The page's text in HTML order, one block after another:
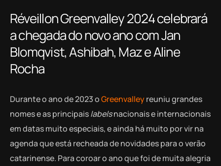
Réveillon Greenvalley 2024 celebrará
a chegada do novo ano com Jan
Blomqvist, Ashibah, Maz e Aline
Rocha
Durante o ano de 2023 oGreenvalleyreuniu grandes
nomes e as principaislabelsnacionais e internacionais
em datas muito especiais, e ainda há muito por vir na
agenda que está recheada de novidades para o verão
catarinense. Para coroar o ano que foi de muita alegria